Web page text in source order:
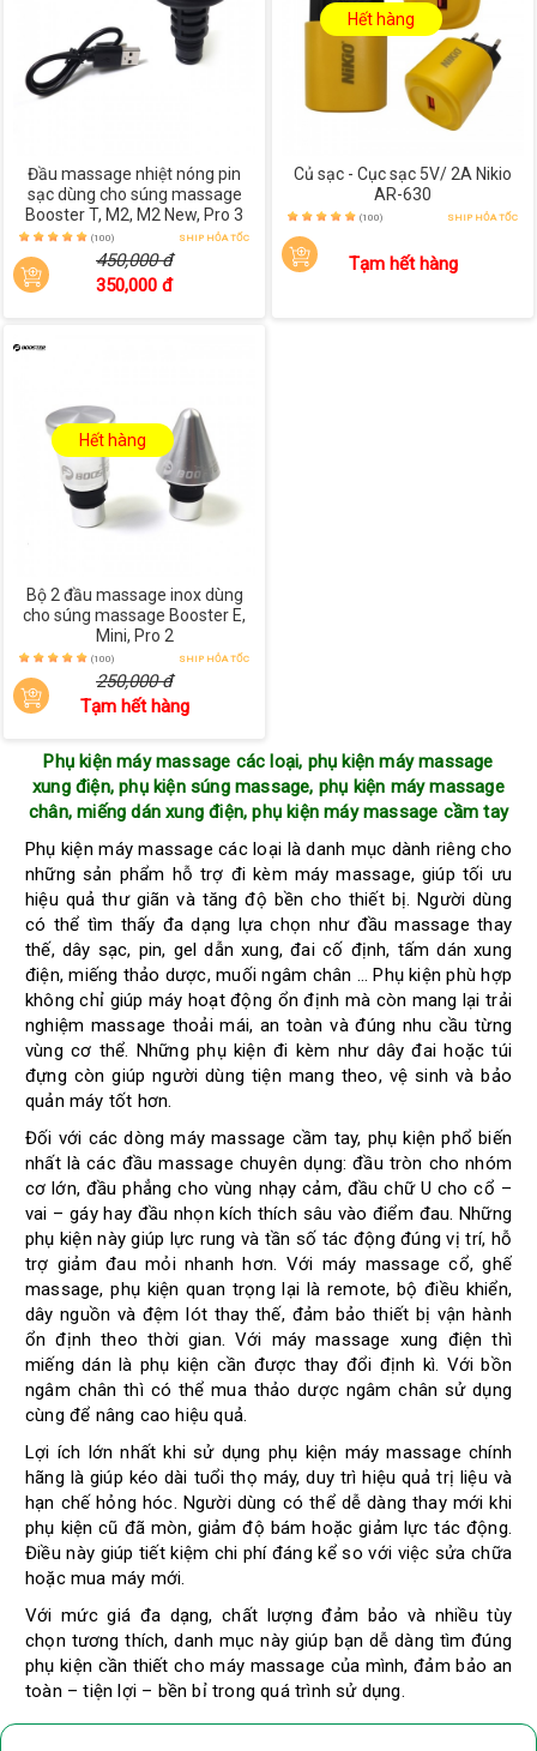
Đầu massage nhiệt nóng pin
sạc dùng cho súng massage
Booster T, M2, M2 New, Pro 3
(100) SHIP HỎA TỐC
450,000 đ
350,000 đ
Hết hàng
Củ sạc - Cục sạc 5V/ 2A Nikio
AR-630
(100) SHIP HỎA TỐC
Tạm hết hàng
Hết hàng
Bộ 2 đầu massage inox dùng
cho súng massage Booster E,
Mini, Pro 2
(100) SHIP HỎA TỐC
250,000 đ
Tạm hết hàng
Phụ kiện máy massage các loại, phụ kiện máy massage
xung điện, phụ kiện súng massage, phụ kiện máy massage
chân, miếng dán xung điện, phụ kiện máy massage cầm tay
Phụ kiện máy massage các loại là danh mục dành riêng cho
những sản phẩm hỗ trợ đi kèm máy massage, giúp tối ưu
hiệu quả thư giãn và tăng độ bền cho thiết bị. Người dùng
có thể tìm thấy đa dạng lựa chọn như đầu massage thay
thế, dây sạc, pin, gel dẫn xung, đai cố định, tấm dán xung
điện, miếng thảo dược, muối ngâm chân … Phụ kiện phù hợp
không chỉ giúp máy hoạt động ổn định mà còn mang lại trải
nghiệm massage thoải mái, an toàn và đúng nhu cầu từng
vùng cơ thể. Những phụ kiện đi kèm như dây đai hoặc túi
đựng còn giúp người dùng tiện mang theo, vệ sinh và bảo
quản máy tốt hơn.
Đối với các dòng máy massage cầm tay, phụ kiện phổ biến
nhất là các đầu massage chuyên dụng: đầu tròn cho nhóm
cơ lớn, đầu phẳng cho vùng nhạy cảm, đầu chữ U cho cổ –
vai – gáy hay đầu nhọn kích thích sâu vào điểm đau. Những
phụ kiện này giúp lực rung và tần số tác động đúng vị trí, hỗ
trợ giảm đau mỏi nhanh hơn. Với máy massage cổ, ghế
massage, phụ kiện quan trọng lại là remote, bộ điều khiển,
dây nguồn và đệm lót thay thế, đảm bảo thiết bị vận hành
ổn định theo thời gian. Với máy massage xung điện thì
miếng dán là phụ kiện cần được thay đổi định kì. Với bồn
ngâm chân thì có thể mua thảo dược ngâm chân sử dụng
cùng để nâng cao hiệu quả.
Lợi ích lớn nhất khi sử dụng phụ kiện máy massage chính
hãng là giúp kéo dài tuổi thọ máy, duy trì hiệu quả trị liệu và
hạn chế hỏng hóc. Người dùng có thể dễ dàng thay mới khi
phụ kiện cũ đã mòn, giảm độ bám hoặc giảm lực tác động.
Điều này giúp tiết kiệm chi phí đáng kể so với việc sửa chữa
hoặc mua máy mới.
Với mức giá đa dạng, chất lượng đảm bảo và nhiều tùy
chọn tương thích, danh mục này giúp bạn dễ dàng tìm đúng
phụ kiện cần thiết cho máy massage của mình, đảm bảo an
toàn – tiện lợi – bền bỉ trong quá trình sử dụng.